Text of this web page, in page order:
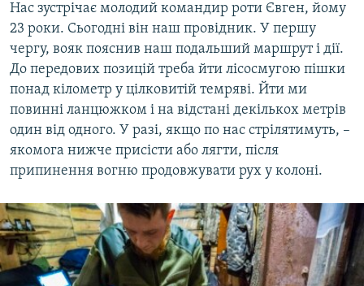
​Нас зустрічає молодий командир роти Євген, йому
23 роки. Сьогодні він наш провідник. У першу
чергу, вояк пояснив наш подальший маршрут і дії.
До передових позицій треба йти лісосмугою пішки
понад кілометр у цілковитій темряві. Йти ми
повинні ланцюжком і на відстані декількох метрів
один від одного. У разі, якщо по нас стрілятимуть, –
якомога нижче присісти або лягти, після
припинення вогню продовжувати рух у колоні.